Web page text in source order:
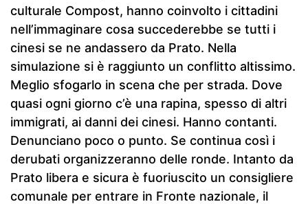
culturale Compost, hanno coinvolto i cittadini
nell’immaginare cosa succederebbe se tutti i
cinesi se ne andassero da Prato. Nella
simulazione si è raggiunto un conflitto altissimo.
Meglio sfogarlo in scena che per strada. Dove
quasi ogni giorno c’è una rapina, spesso di altri
immigrati, ai danni dei cinesi. Hanno contanti.
Denunciano poco o punto. Se continua così i
derubati organizzeranno delle ronde. Intanto da
Prato libera e sicura è fuoriuscito un consigliere
comunale per entrare in Fronte nazionale, il